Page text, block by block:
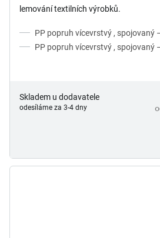
lemování textilních výrobků.
PP popruh vícevrstvý , spojovaný
PP popruh vícevrstvý , spojovaný
Skladem u dodavatele
odesíláme za 3-4 dny